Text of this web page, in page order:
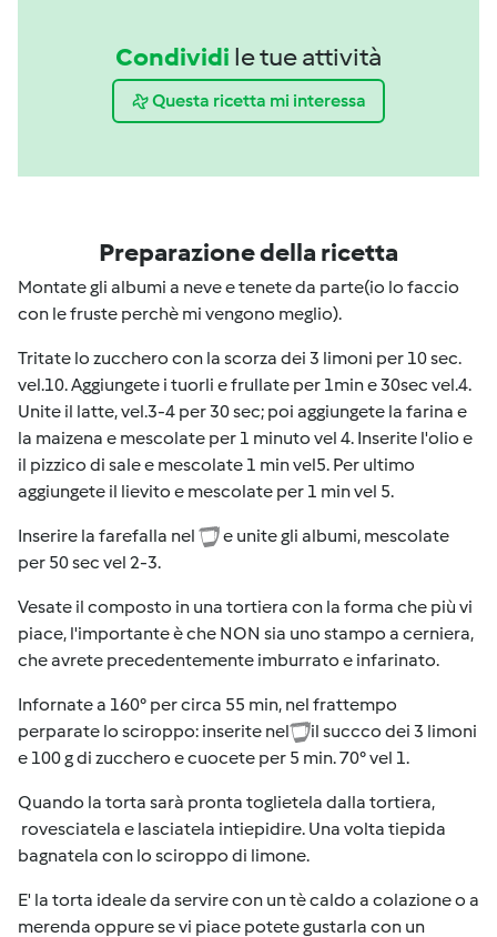
Condividi le tue attività
Questa ricetta mi interessa
Preparazione della ricetta
Montate gli albumi a neve e tenete da parte(io lo faccio
con le fruste perchè mi vengono meglio).
Tritate lo zucchero con la scorza dei 3 limoni per 10 sec.
vel.10. Aggiungete i tuorli e frullate per 1min e 30sec vel.4.
Unite il latte, vel.3-4 per 30 sec; poi aggiungete la farina e
la maizena e mescolate per 1 minuto vel 4. Inserite l'olio e
il pizzico di sale e mescolate 1 min vel5. Per ultimo
aggiungete il lievito e mescolate per 1 min vel 5.
Inserire la farefalla nel
e unite gli albumi, mescolate
per 50 sec vel 2-3.
Vesate il composto in una tortiera con la forma che più vi
piace, l'importante è che NON sia uno stampo a cerniera,
che avrete precedentemente imburrato e infarinato.
Infornate a 160° per circa 55 min, nel frattempo
perparate lo sciroppo: inserite nel
il succco dei 3 limoni
e 100 g di zucchero e cuocete per 5 min. 70° vel 1.
Quando la torta sarà pronta toglietela dalla tortiera,
rovesciatela e lasciatela intiepidire. Una volta tiepida
bagnatela con lo sciroppo di limone.
E' la torta ideale da servire con un tè caldo a colazione o a
merenda oppure se vi piace potete gustarla con un